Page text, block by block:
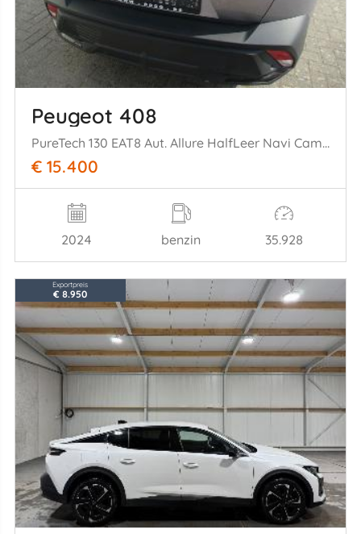
Peugeot 408
PureTech 130 EAT8 Aut. Allure HalfLeer Navi Camera Stoel/Stuur-Verwarming.....
€ 15.400
2024 benzin 35.928
Exportpreis
€ 8.950